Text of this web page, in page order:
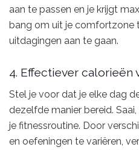
aan te passen en je krijgt
bang om uit je comfortzone
uitdagingen aan te gaan.
4. Effectiever calorieën
Stel je voor dat je elke dag
dezelfde manier bereid.
je fitnessroutine. Door
en oefeningen te variëren,